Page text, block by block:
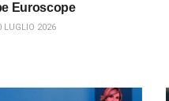
Euroscope
LUGLIO 2026